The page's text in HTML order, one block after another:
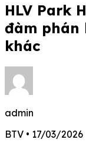
HLV Park
đàm phán
khác
admin
BTV • 17/03/2026